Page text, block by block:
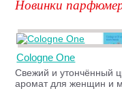
Новинки
Cologne One
Свежий и утончённый
аромат для женщин и